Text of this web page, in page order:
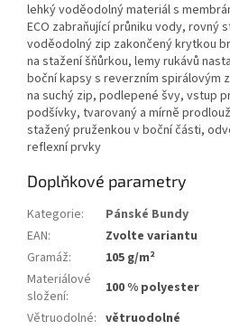
lehký voděodolný materiál s
ECO zabraňující průniku vody, rovný
voděodolný zip zakončený krytkou
na stažení šňůrkou, lemy rukávů
boční kapsy s reverzním spirálovým
na suchý zip, podlepené švy, vstup
podšívky, tvarovaný a mírně
stažený pruženkou v boční části,
reflexní prvky
Doplňkové parametry
Kategorie:
Pánské Bundy
EAN:
Zvolte variantu
Gramáž:
105 g/m²
Materiálové
složení:
100 % polyester
Větruodolné: větruodolné